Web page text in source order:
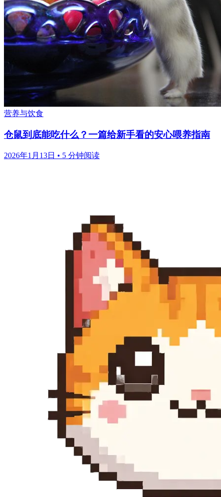
营养与饮食
仓鼠到底能吃什么？一篇给新手看的安心喂养指南
2026年1月13日 • 5 分钟阅读